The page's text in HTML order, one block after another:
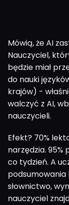
Mówią, że AI
Nauczyciel,
będzie miał
do nauki
krajów) -
walczyć z AI,
nauczycieli.
Efekt? 70%
narzędzia.
co tydzień. A
słownictwo,
nauczyciel